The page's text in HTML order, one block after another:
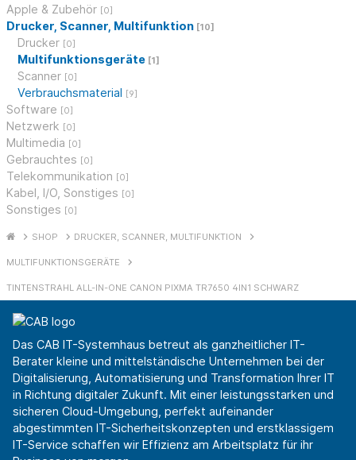
Apple & Zubehör [0]
Drucker, Scanner, Multifunktion [10]
Drucker [0]
Multifunktionsgeräte [1]
Scanner [0]
Verbrauchsmaterial [9]
Software [0]
Netzwerk [0]
Multimedia [0]
Gebrauchtes [0]
Telekommunikation [0]
Kabel, I/O, Sonstiges [0]
Sonstiges [0]
SHOP DRUCKER, SCANNER, MULTIFUNKTION
MULTIFUNKTIONSGERÄTE
TINTENSTRAHL ALL-IN-ONE CANON PIXMA TR7650 4IN1 SCHWARZ
Das CAB IT-Systemhaus betreut als ganzheitlicher IT-
Berater kleine und mittelständische Unternehmen bei der
Digitalisierung, Automatisierung und Transformation Ihrer IT
in Richtung digitaler Zukunft. Mit einer leistungsstarken und
sicheren Cloud-Umgebung, perfekt aufeinander
abgestimmten IT-Sicherheitskonzepten und erstklassigem
IT-Service schaffen wir Effizienz am Arbeitsplatz für ihr